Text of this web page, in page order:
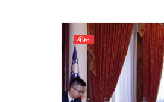
अफ्रीका